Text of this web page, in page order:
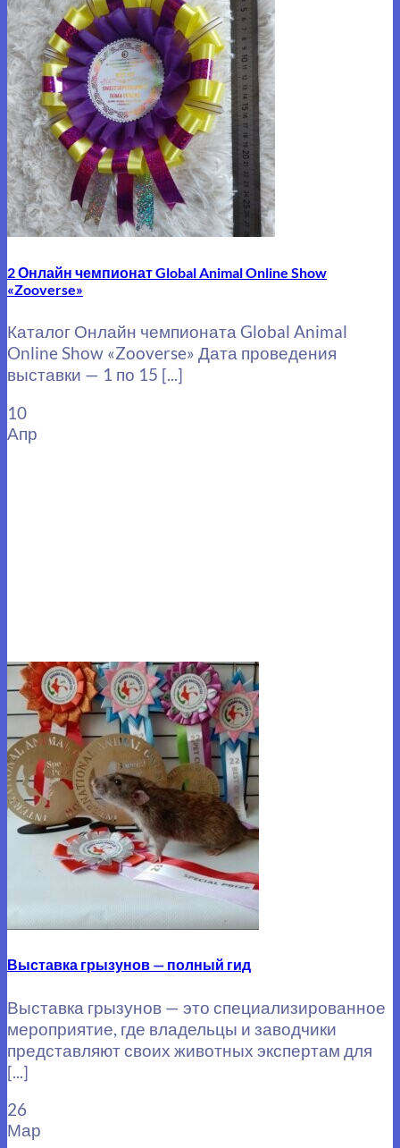
2 Онлайн чемпионат Global Animal Online Show
«Zooverse»
Каталог Онлайн чемпионата Global Animal
Online Show «Zooverse» Дата проведения
выставки — 1 по 15 [...]
10
Апр
Выставка грызунов — полный гид
Выставка грызунов — это специализированное
мероприятие, где владельцы и заводчики
представляют своих животных экспертам для
[...]
26
Мар